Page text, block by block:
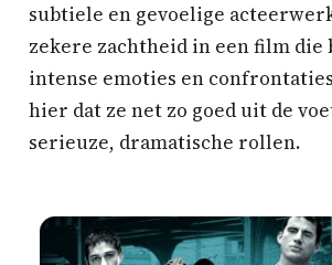
subtiele en gevoelige
zekere zachtheid in een film die
intense emoties en
hier dat ze net zo goed uit de
serieuze, dramatische rollen.